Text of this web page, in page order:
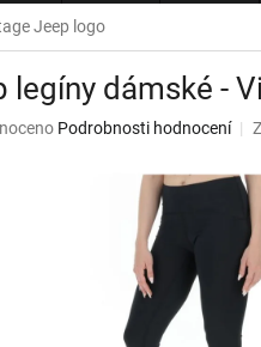
Jeep logo
legíny dámské -
Podrobnosti hodnocení